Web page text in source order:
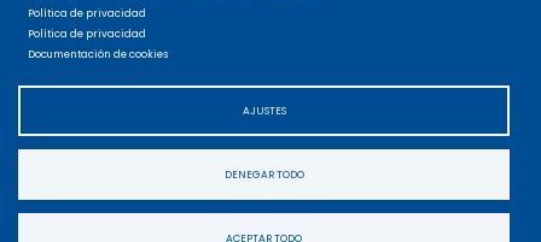
Accesibilidad
Mapa web
Política de privacidad
Política de privacidad
Documentación de cookies
AJUSTES
DENEGAR TODO
ACEPTAR TODO